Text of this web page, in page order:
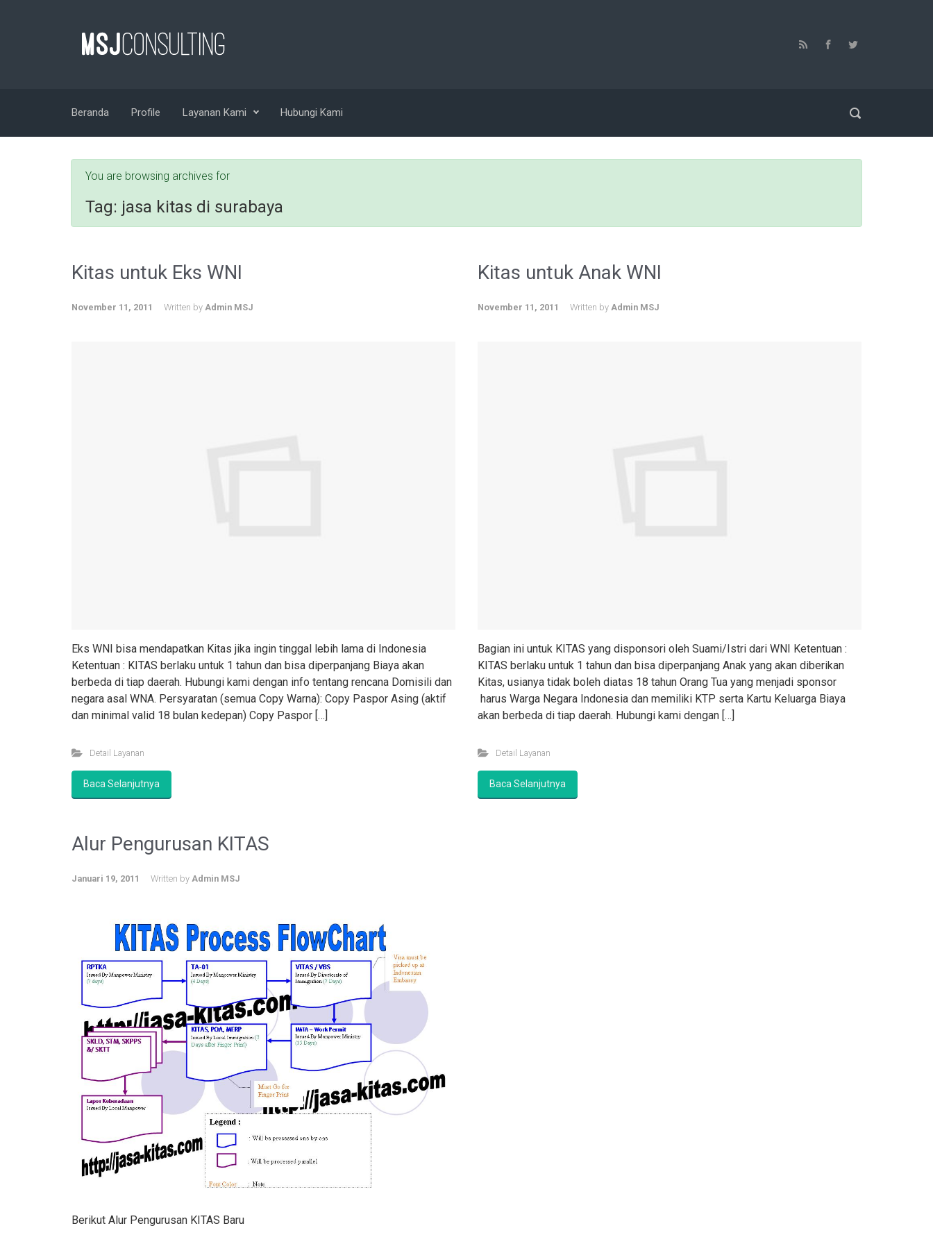
Beranda Profile Layanan Kami Hubungi Kami
You are browsing archives for
Tag: jasa kitas di surabaya
Kitas untuk Eks WNI
November 11, 2011 Written by Admin MSJ
Eks WNI bisa mendapatkan Kitas jika ingin tinggal lebih lama di Indonesia
Ketentuan : KITAS berlaku untuk 1 tahun dan bisa diperpanjang Biaya akan
berbeda di tiap daerah. Hubungi kami dengan info tentang rencana Domisili dan
negara asal WNA. Persyaratan (semua Copy Warna): Copy Paspor Asing (aktif
dan minimal valid 18 bulan kedepan) Copy Paspor […]
Detail Layanan
Baca Selanjutnya
Kitas untuk Anak WNI
November 11, 2011 Written by Admin MSJ
Bagian ini untuk KITAS yang disponsori oleh Suami/Istri dari WNI Ketentuan :
KITAS berlaku untuk 1 tahun dan bisa diperpanjang Anak yang akan diberikan
Kitas, usianya tidak boleh diatas 18 tahun Orang Tua yang menjadi sponsor
harus Warga Negara Indonesia dan memiliki KTP serta Kartu Keluarga Biaya
akan berbeda di tiap daerah. Hubungi kami dengan […]
Detail Layanan
Baca Selanjutnya
Alur Pengurusan KITAS
Januari 19, 2011 Written by Admin MSJ
Berikut Alur Pengurusan KITAS Baru